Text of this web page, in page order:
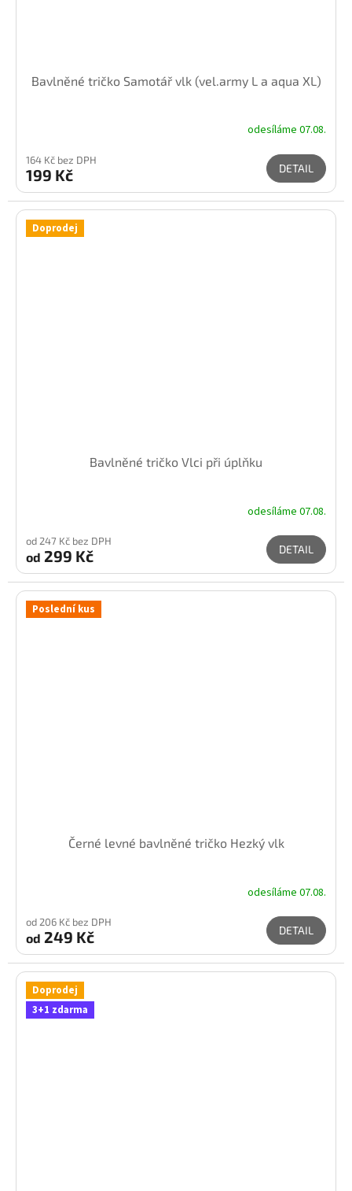
Bavlněné tričko Samotář vlk (vel.army L a aqua XL)
odesíláme 07.08.
164 Kč bez DPH
199 Kč DETAIL
Doprodej
Bavlněné tričko Vlci při úplňku
odesíláme 07.08.
od 247 Kč bez DPH
od 299 Kč DETAIL
Poslední kus
Černé levné bavlněné tričko Hezký vlk
odesíláme 07.08.
od 206 Kč bez DPH
od 249 Kč DETAIL
Doprodej
3+1 zdarma